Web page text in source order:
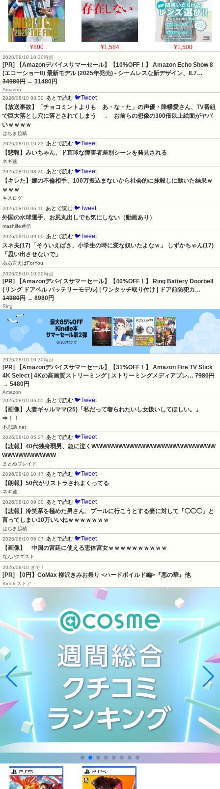
¥800 ¥1,584 ¥1,500
2026/08/10 10:30時点
[PR] 【Amazonデバイスサマーセール】【10%OFF！】 Amazon Echo Show 8
(エコーショー8) 最新モデル (2025年発売) - シームレスな新デザイン、8.7…
34980円 → 31480円
Amazon
2026/08/10 08:30
あとで読む 🐦Tweet
【放送事故】「チョコミントよりも　あ・な・た」の声優・降幡愛さん、TV番組
で巨大落とし穴に落とされてしまう　→　お前らの想像の300倍以上絵面がヤバ
いｗｗｗｗ
はちま起稿
2026/08/10 10:23
あとで読む 🐦Tweet
【悲報】みいちゃん、ド直球な障害者差別シーンを発見される
ネギ速
2026/08/10 08:30
あとで読む 🐦Tweet
【キレた】嫁の不倫相手、100万振込まないから社会的に抹殺しに動いた結果ｗ
ｗｗｗ
キスログ
2026/08/10 06:11
あとで読む 🐦Tweet
外国の水球選手、お尻丸出しでも気にしない（動画あり）
mashlife通信
2026/08/10 09:00
あとで読む 🐦Tweet
スネ夫(17)「そういえばさ、小学生の時に変な奴いたよなｗ」 しずかちゃん(17)
「思い出させないで」
ああ言えばForYou
2026/08/10 10:30時点
[PR] 【Amazonデバイスサマーセール】【40%OFF！】 Ring Battery Doorbell
(リング ドアベル バッテリーモデル) | ワンタッチ取り付け | ドア前防犯カ…
14980円 → 8980円
Ring
2026/08/10 10:30時点
[PR] 【Amazonデバイスサマーセール】【31%OFF！】 Amazon Fire TV Stick
4K Select | 4Kの高画質ストリーミング | ストリーミングメディアプレ… 7980円
→ 5480円
Amazon
2026/08/10 06:05
あとで読む 🐦Tweet
【画像】人妻ギャルママ(25)「私だって奢られたいし女扱いしてほしい。」
⇒！！
不思議.net
2026/08/10 05:27
あとで読む 🐦Tweet
【悲報】40代独身弱男、急に泣くWWWWWWWWWWWWWWWWWWWWWWW
WWWWWWWWWW
まとめブレイド
2026/08/10 10:47
あとで読む 🐦Tweet
【朗報】50代がリストラされまくってる
ネギ速
2026/08/10 09:00
あとで読む 🐦Tweet
【悲報】冷笑系を極めた男さん、プールに行こうとする妻に対して「◯◯◯」と
言ってしまい10万いいねｗｗｗｗｗｗｗ
はちま起稿
2026/08/10 06:07
あとで読む 🐦Tweet
【画像】　中国の宮廷に使える恵体宮女ｗｗｗｗｗｗｗｗｗｗ
なんJクエスト
2026/08/10 まで！
[PR] 【0円】CoMax 柳沢きみお祭り <ハードボイルド編>『悪の華』他
Kindleストア